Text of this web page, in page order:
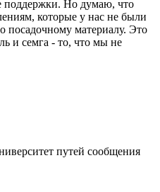
поддержки. Но думаю, что
которые у нас не были
посадочному материалу. Это
и семга - то, что мы не
путей сообщения